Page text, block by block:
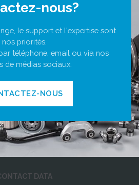
nous?
le support et l'expertise sont
nos priorités.
téléphone, email ou via nos
de médias sociaux.
NOUS
DATA